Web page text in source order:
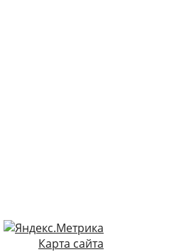
Карта сайта